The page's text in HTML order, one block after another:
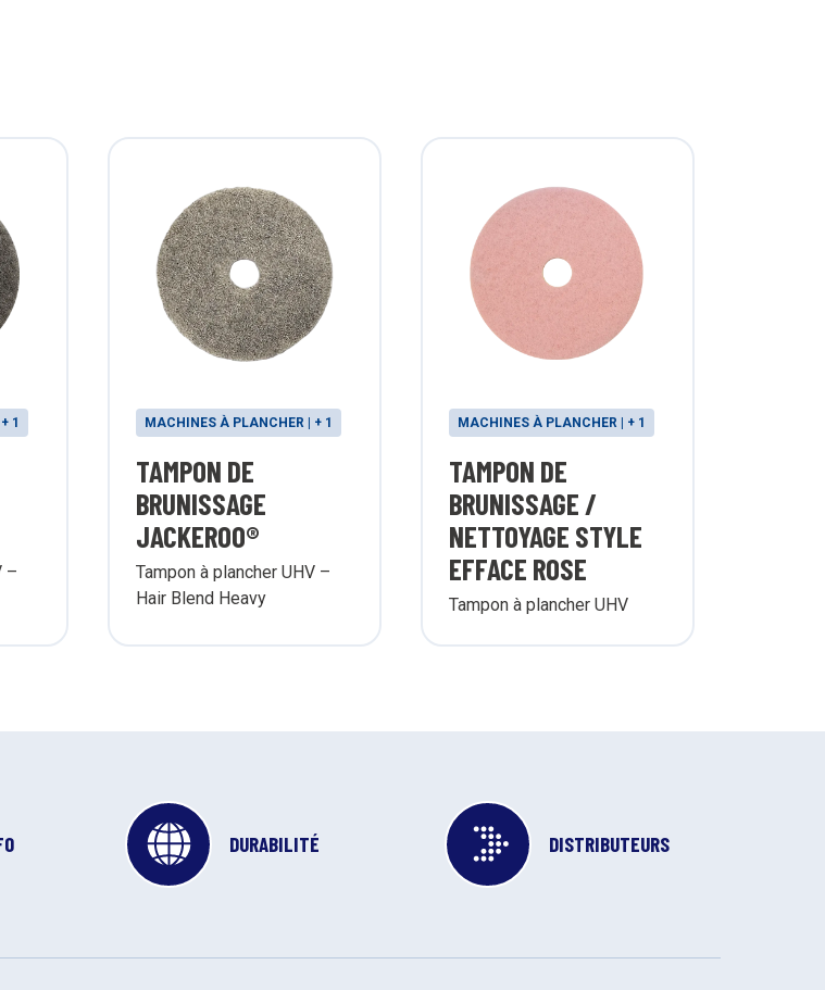
1
–
MACHINES À PLANCHER | + 1
TAMPON DE
BRUNISSAGE
JACKEROO®
Tampon à plancher UHV –
Hair Blend Heavy
MACHINES À PLANCHER | + 1
TAMPON DE
BRUNISSAGE /
NETTOYAGE STYLE
EFFACE ROSE
Tampon à plancher UHV
DURABILITÉ DISTRIBUTEURS